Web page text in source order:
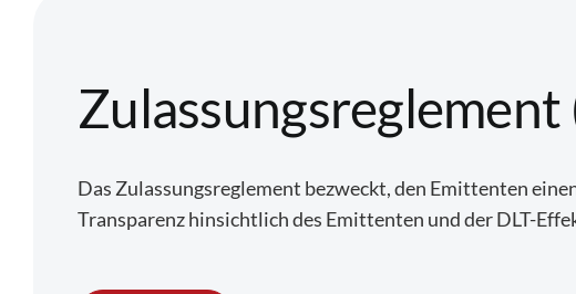
Zulassungsreglement
Das Zulassungsreglement bezweckt, den Emittenten
Transparenz hinsichtlich des Emittenten und der DLT-